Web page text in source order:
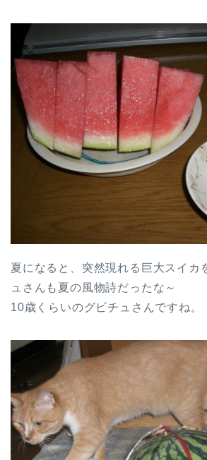
夏になると、突然現れる巨大スイカ
ュさんも夏の風物詩だったな～
10歳くらいのグビチュさんですね。